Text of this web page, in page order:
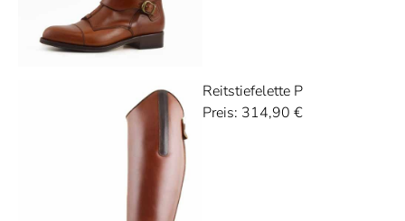
Reitstiefelette P
Preis: 314,90 €